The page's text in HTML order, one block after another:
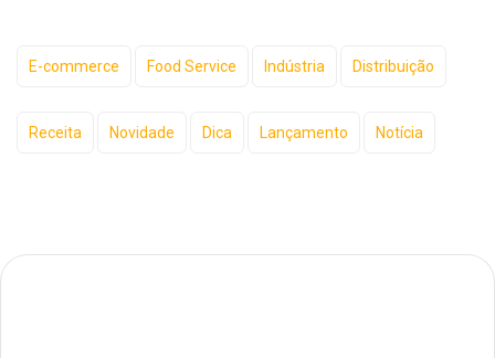
E-commerce Food Service Indústria Distribuição
Receita Novidade Dica Lançamento Notícia